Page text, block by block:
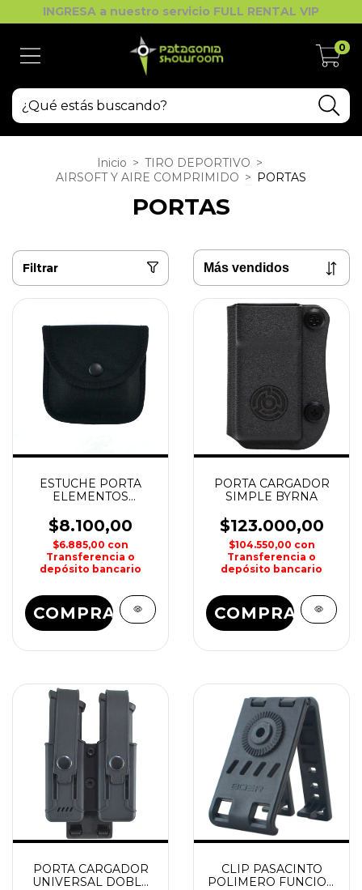
INGRESA a nuestro servicio FULL RENTAL VIP
0
Inicio > TIRO DEPORTIVO >
AIRSOFT Y AIRE COMPRIMIDO > PORTAS
PORTAS
Filtrar
ESTUCHE PORTA
ELEMENTOS
TERMOFORMADO
HOUSTON
$8.100,00
$6.885,00 con
Transferencia o
depósito bancario
PORTA CARGADOR
SIMPLE BYRNA
$123.000,00
$104.550,00 con
Transferencia o
depósito bancario
COMPRAR
PORTA CARGADOR
UNIVERSAL DOBLE
CLIP PASACINTO
POLIMERO FUNCION